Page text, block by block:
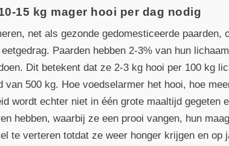
15 kg mager hooi per dag nodig
net als gezonde gedomesticeerde paarden,
Paarden hebben 2-3% van hun
Dit betekent dat ze 2-3 kg hooi per 100 kg
van 500 kg. Hoe voedselarmer het hooi, hoe
wordt echter niet in één grote maaltijd gegeten
hebben, waarbij ze een prooi vangen, hun
te verteren totdat ze weer honger krijgen en op